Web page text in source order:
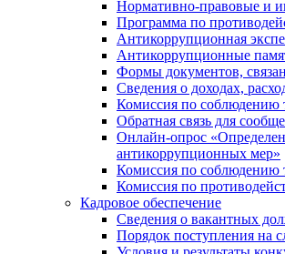
Нормативно-правовые и
Программа по
Антикоррупционная
Антикоррупционные
Формы документов,
Сведения о доходах,
Комиссия по соблюдению
Обратная связь для
Онлайн-опрос
антикоррупционных мер»
Комиссия по соблюдению
Комиссия по
Кадровое обеспечение
Сведения о вакантных
Порядок поступления на